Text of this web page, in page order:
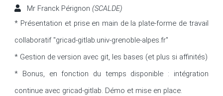
Mr Franck Pérignon(SCALDE)
* Présentation et prise en main de la plate-forme de travail
collaboratif "gricad-gitlab.univ-grenoble-alpes.fr"
* Gestion de version avec git, les bases (et plus si affinités)
* Bonus, en fonction du temps disponible : intégration
continue avec gricad-gitlab. Démo et mise en place.